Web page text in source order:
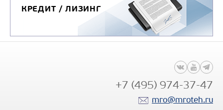
КРЕДИТ / ЛИЗИНГ
+7 (495) 974-37-47
mro@mroteh.ru